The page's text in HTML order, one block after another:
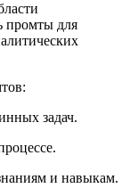
промты для
задач.
и навыкам.